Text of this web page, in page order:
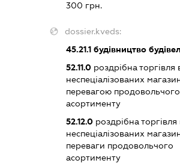
300 грн.
dossier.kveds:
45.21.1 будівництво
52.11.0 роздрібна торгівля
неспеціалізованих
перевагою продовольчого
асортименту
52.12.0 роздрібна торгівля
неспеціалізованих
переваги продовольчого
асортименту